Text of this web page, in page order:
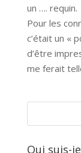
un …. requin.
Pour les
c’était un «
d’être
me ferait
Qui suis-